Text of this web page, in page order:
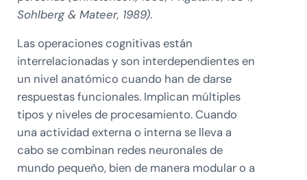
Sohlberg & Mateer, 1989).
Las operaciones cognitivas están
interrelacionadas y son interdependientes en
un nivel anatómico cuando han de darse
respuestas funcionales. Implican múltiples
tipos y niveles de procesamiento. Cuando
una actividad externa o interna se lleva a
cabo se combinan redes neuronales de
mundo pequeño, bien de manera modular o a